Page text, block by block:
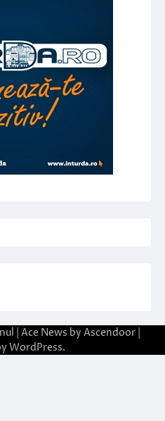
| Ace News by Ascendoor
WordPress.